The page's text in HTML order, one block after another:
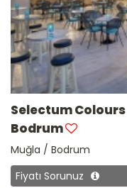
Selectum Colours
Bodrum
Muğla / Bodrum
Fiyatı Sorunuz